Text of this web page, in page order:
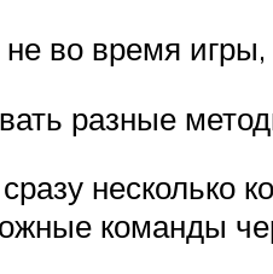
во время
разные
команды